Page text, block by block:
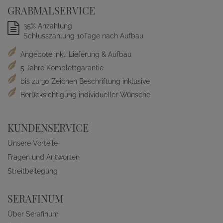
GRABMALSERVICE
35% Anzahlung
Schlusszahlung 10Tage nach Aufbau
Angebote inkl. Lieferung & Aufbau
5 Jahre Komplettgarantie
bis zu 30 Zeichen Beschriftung inklusive
Berücksichtigung individueller Wünsche
KUNDENSERVICE
Unsere Vorteile
Fragen und Antworten
Streitbeilegung
SERAFINUM
Über Serafinum